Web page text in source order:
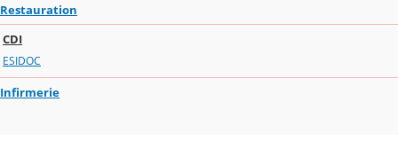
Restauration
CDI
ESIDOC
Infirmerie